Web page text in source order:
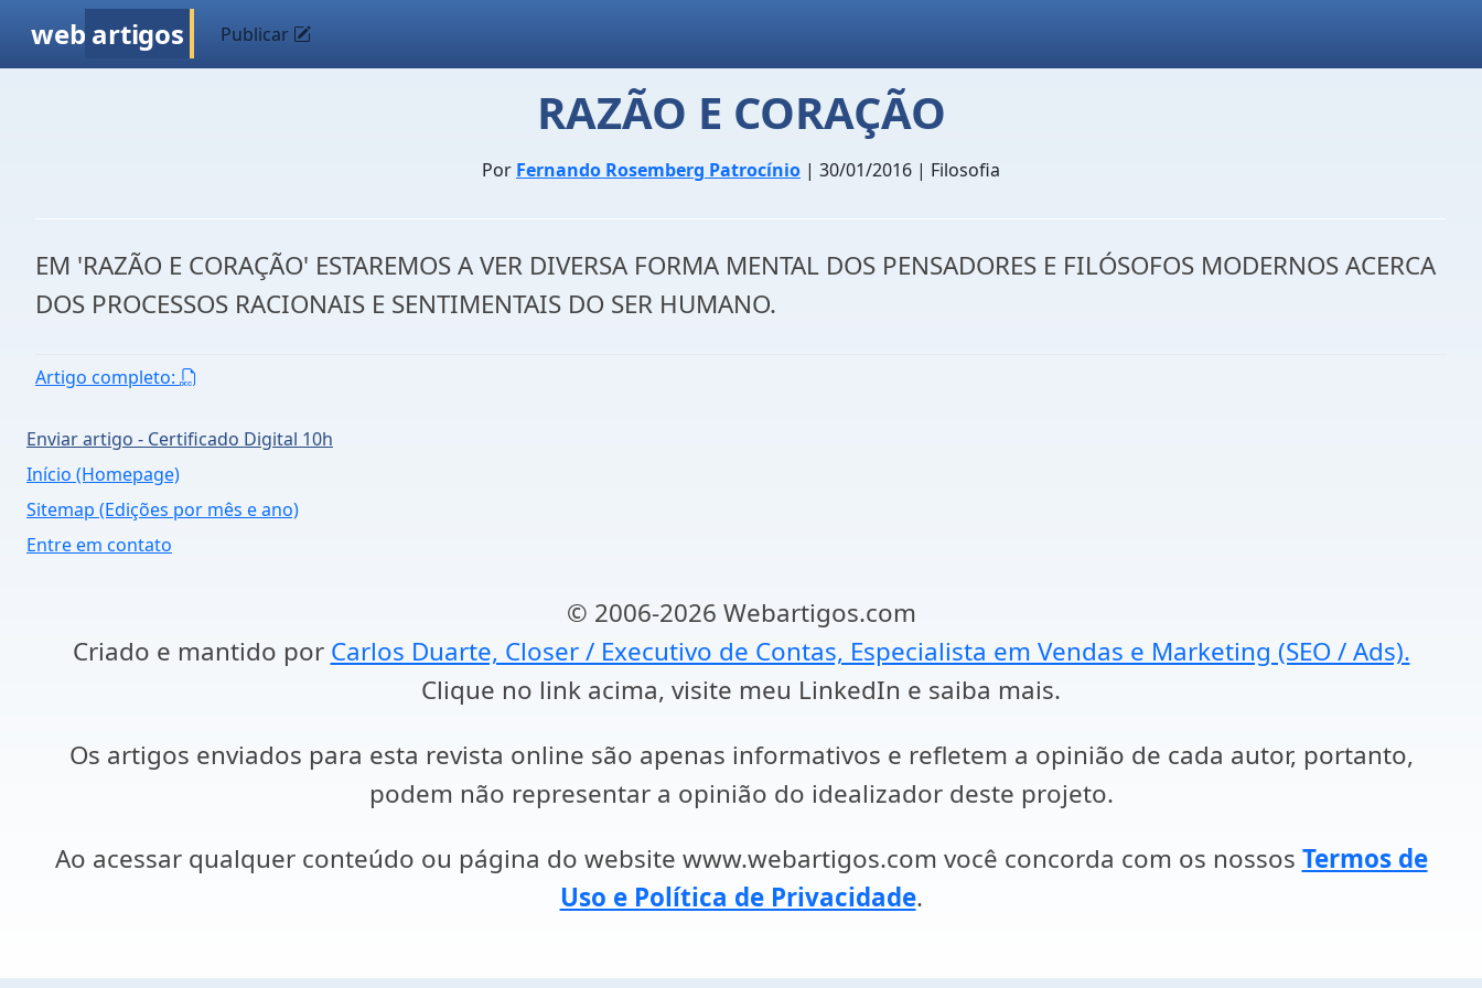
web artigos Publicar
RAZÃO E CORAÇÃO
Por Fernando Rosemberg Patrocínio | 30/01/2016 | Filosofia
EM 'RAZÃO E CORAÇÃO' ESTAREMOS A VER DIVERSA FORMA MENTAL DOS PENSADORES E FILÓSOFOS MODERNOS ACERCA
DOS PROCESSOS RACIONAIS E SENTIMENTAIS DO SER HUMANO.
Artigo completo:
Enviar artigo - Certificado Digital 10h
Início (Homepage)
Sitemap (Edições por mês e ano)
Entre em contato
© 2006-2026 Webartigos.com
Criado e mantido por Carlos Duarte, Closer / Executivo de Contas, Especialista em Vendas e Marketing (SEO / Ads).
Clique no link acima, visite meu LinkedIn e saiba mais.
Os artigos enviados para esta revista online são apenas informativos e refletem a opinião de cada autor, portanto,
podem não representar a opinião do idealizador deste projeto.
Ao acessar qualquer conteúdo ou página do website www.webartigos.com você concorda com os nossos Termos de
Uso e Política de Privacidade.